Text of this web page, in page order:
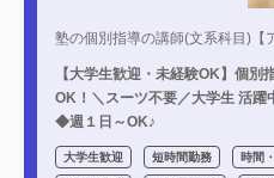
塾の個別指導の講師(文系科目)【
【大学生歓迎・未経験OK】個
OK！＼スーツ不要／大学生 活躍
◆週１日～OK♪
大学生歓迎 短時間勤務 時間